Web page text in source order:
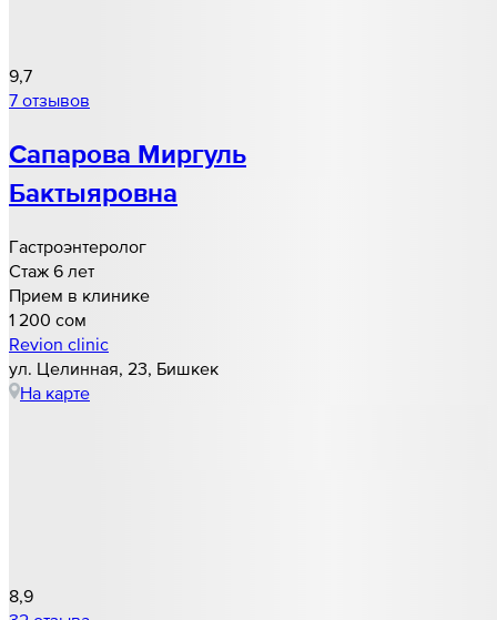
9,7
7 отзывов
Сапарова Миргуль
Бактыяровна
Гастроэнтеролог
Стаж 6 лет
Прием в клинике
1 200 cом
Revion clinic
ул. Целинная, 23, Бишкек
На карте
8,9